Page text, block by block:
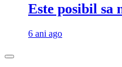
Este posibil sa
6 ani ago